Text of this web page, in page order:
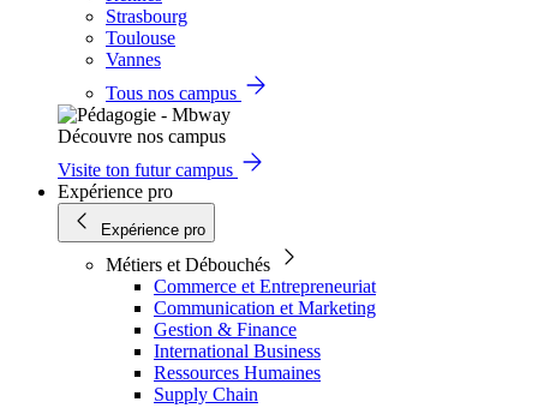
Strasbourg
Toulouse
Vannes
Tous nos campus
Découvre nos campus
Visite ton futur campus
Expérience pro
Expérience pro
Métiers et Débouchés
Commerce et Entrepreneuriat
Communication et Marketing
Gestion & Finance
International Business
Ressources Humaines
Supply Chain